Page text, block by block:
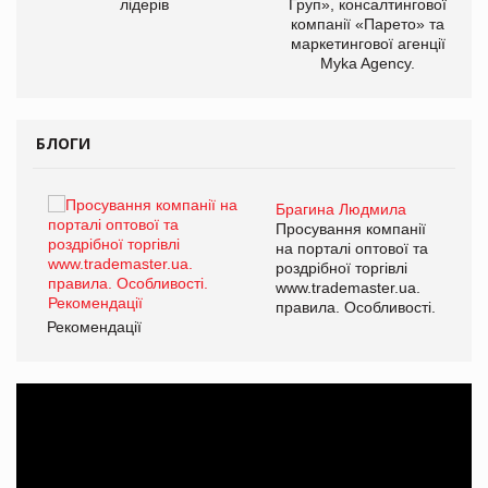
лідерів
Груп», консалтингової
компанії «Парето» та
маркетингової агенції
Myka Agency.
БЛОГИ
Брагина Людмила
Просування компанії
на порталі оптової та
роздрібної торгівлі
www.trademaster.ua.
правила. Особливості.
Рекомендації